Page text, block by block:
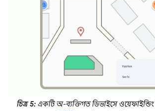
চিত্র 5:একটি অ-ব্যক্তিগত ডিভাইসে ওয়েফাইন্ডিং